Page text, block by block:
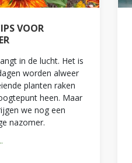
VOOR
in de lucht. Het is
worden alweer
planten raken
heen. Maar
we nog een
nazomer.